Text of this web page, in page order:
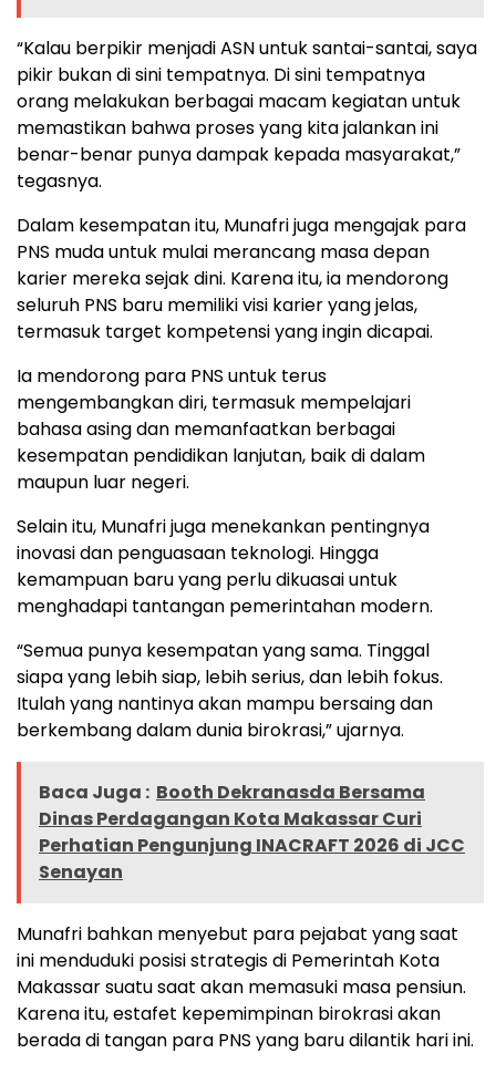
“Kalau berpikir menjadi ASN untuk santai-santai, saya
pikir bukan di sini tempatnya. Di sini tempatnya
orang melakukan berbagai macam kegiatan untuk
memastikan bahwa proses yang kita jalankan ini
benar-benar punya dampak kepada masyarakat,”
tegasnya.
Dalam kesempatan itu, Munafri juga mengajak para
PNS muda untuk mulai merancang masa depan
karier mereka sejak dini. Karena itu, ia mendorong
seluruh PNS baru memiliki visi karier yang jelas,
termasuk target kompetensi yang ingin dicapai.
Ia mendorong para PNS untuk terus
mengembangkan diri, termasuk mempelajari
bahasa asing dan memanfaatkan berbagai
kesempatan pendidikan lanjutan, baik di dalam
maupun luar negeri.
Selain itu, Munafri juga menekankan pentingnya
inovasi dan penguasaan teknologi. Hingga
kemampuan baru yang perlu dikuasai untuk
menghadapi tantangan pemerintahan modern.
“Semua punya kesempatan yang sama. Tinggal
siapa yang lebih siap, lebih serius, dan lebih fokus.
Itulah yang nantinya akan mampu bersaing dan
berkembang dalam dunia birokrasi,” ujarnya.
Baca Juga : Booth Dekranasda Bersama
Dinas Perdagangan Kota Makassar Curi
Perhatian Pengunjung INACRAFT 2026 di JCC
Senayan
Munafri bahkan menyebut para pejabat yang saat
ini menduduki posisi strategis di Pemerintah Kota
Makassar suatu saat akan memasuki masa pensiun.
Karena itu, estafet kepemimpinan birokrasi akan
berada di tangan para PNS yang baru dilantik hari ini.